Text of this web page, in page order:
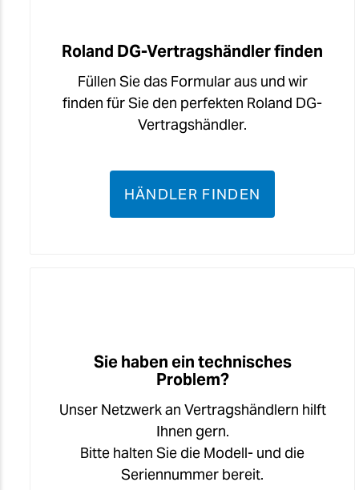
Roland DG-Vertragshändler finden
Füllen Sie das Formular aus und wir
finden für Sie den perfekten Roland DG-
Vertragshändler.
HÄNDLER FINDEN
Sie haben ein technisches
Problem?
Unser Netzwerk an Vertragshändlern hilft
Ihnen gern.
Bitte halten Sie die Modell- und die
Seriennummer bereit.